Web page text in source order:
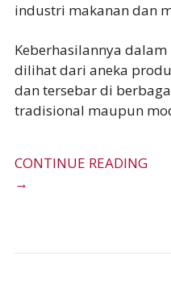
industri makanan dan
Keberhasilannya
dilihat dari aneka
dan tersebar di
tradisional maupun
CONTINUE READING
→